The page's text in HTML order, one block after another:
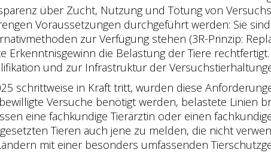
über Zucht, Nutzung und Tötung von
Voraussetzungen durchgeführt werden: Sie
zur Verfügung stehen (3R-Prinzip:
Erkenntnisgewinn die Belastung der Tiere
und zur Infrastruktur der
schrittweise in Kraft tritt, wurden diese
Versuche benötigt werden, belastete Linien
eine fachkundige Tierärztin oder einen
Tieren auch jene zu melden, die nicht
mit einer besonders umfassenden